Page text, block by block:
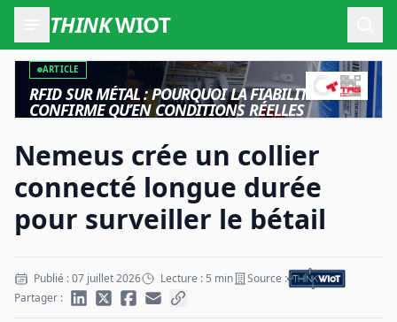
THINKWIOT
ARTICLE
RFID SUR MÉTAL : POURQUOI LA FIABILITÉ NE SE
CONFIRME QU’EN CONDITIONS RÉELLES
Nemeus crée un collier
connecté longue durée
pour surveiller le bétail
Publié : 07 juillet 2026 Lecture : 5 min
Source :
Partager :